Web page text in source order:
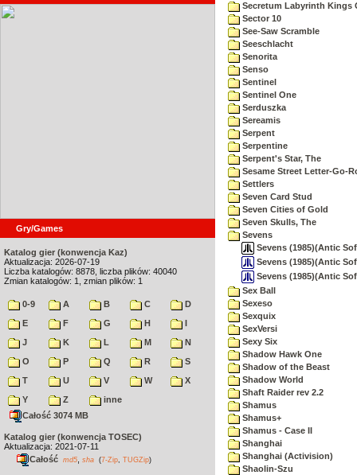
Gry/Games
Katalog gier (konwencja Kaz)
Aktualizacja: 2026-07-19
Liczba katalogów: 8878, liczba plików: 40040
Zmian katalogów: 1, zmian plików: 1
0-9 A B C
D
E
F G H
I
J
K L M
N
O
P Q R
S
T
U V W
X
Y
Z
inne
Całość 3074 MB
Katalog gier (konwencja TOSEC)
Aktualizacja: 2021-07-11
Całość md5 sha (7-Zip TUGZip)
Secretum Labyrinth Kings
Sector 10
See-Saw Scramble
Seeschlacht
Senorita
Senso
Sentinel
Sentinel One
Serduszka
Sereamis
Serpent
Serpentine
Serpent's Star, The
Sesame Street Letter-Go-
Settlers
Seven Card Stud
Seven Cities of Gold
Seven Skulls, The
Sevens
Sevens (1985)(Antic
Sevens (1985)(Antic
Sevens (1985)(Antic
Sex Ball
Sexeso
Sexquix
SexVersi
Sexy Six
Shadow Hawk One
Shadow of the Beast
Shadow World
Shaft Raider rev 2.2
Shamus
Shamus+
Shamus - Case II
Shanghai
Shanghai (Activision)
Shaolin-Szu